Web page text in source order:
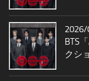
2026/
BTS
クシ